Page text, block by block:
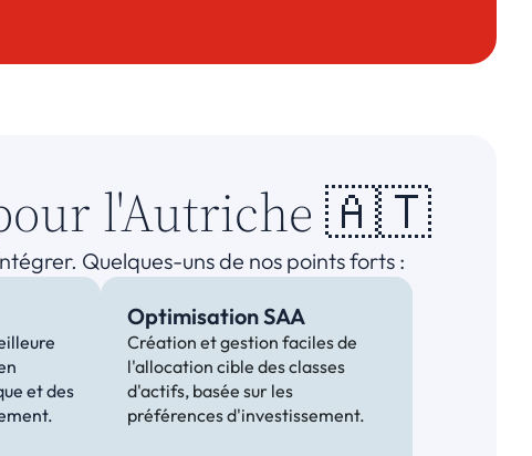
pour l'Autriche 🇦🇹
Quelques-uns de nos points forts :
et des
Optimisation SAA
Création et gestion faciles de
l'allocation cible des classes
d'actifs, basée sur les
préférences d'investissement.